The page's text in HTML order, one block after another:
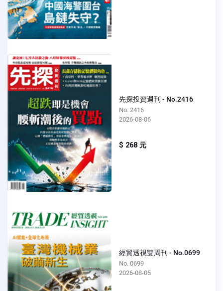
先探投資週刊 - No.2416
No. 2416
2026-08-06
$ 268 元
經貿透視雙周刊 - No.0699
No. 0699
2026-08-05